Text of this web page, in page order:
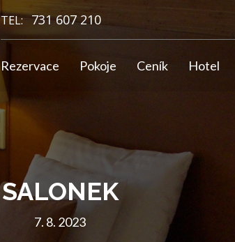
TEL: 731 607 210
Rezervace Pokoje Ceník Hotel
SALONEK
7. 8. 2023